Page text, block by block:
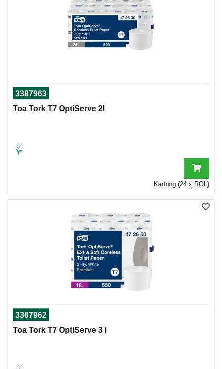
3387963
Toa Tork T7 OptiServe 2l
Kartong (24 x ROL)
3387962
Toa Tork T7 OptiServe 3 l